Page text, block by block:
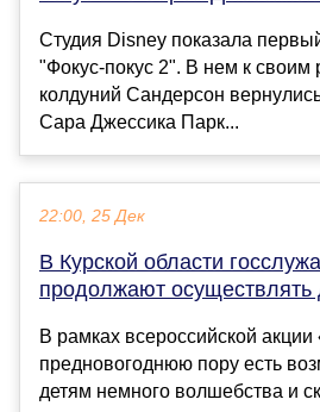
Студия Disney показала
"Фокус-покус 2". В нем к своим
колдуний Сандерсон
Сара Джессика Парк...
22:00, 25 Дек
В Курской области
продолжают осуществлять
В рамках всероссийской
предновогоднюю пору есть
детям немного волшебства и